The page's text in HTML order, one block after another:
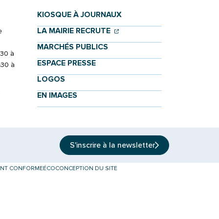
à
à
KIOSQUE À JOURNAUX
LA MAIRIE RECRUTE (OUVERTURE DANS UN
(OUVERTURE DANS UN
MARCHÉS PUBLICS
ESPACE PRESSE
LOGOS
EN IMAGES
S'inscrire à la newsletter
CONFORMEÉCOCONCEPTION DU SITE